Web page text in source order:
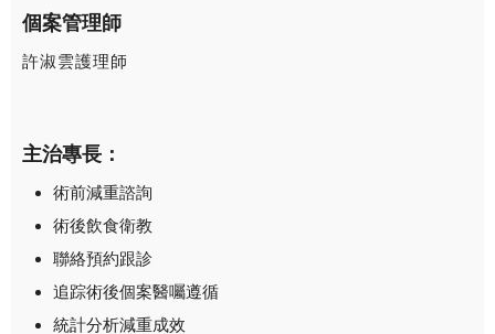
個案管理師
許淑雲護理師
主治專長：
術前減重諮詢
術後飲食衛教
聯絡預約跟診
追踪術後個案醫囑遵循
統計分析減重成效